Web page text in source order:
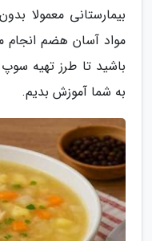
بیمارستانی معمولا
مواد آسان هضم انجام
باشید تا طرز تهیه
به شما آموزش بدیم.